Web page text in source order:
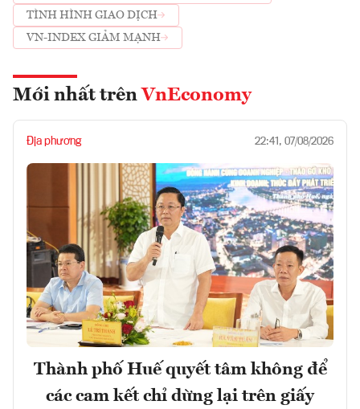
TÌNH HÌNH GIAO DỊCH
VN-INDEX GIẢM MẠNH
Mới nhất trên VnEconomy
Địa phương 22:41, 07/08/2026
Thành phố Huế quyết tâm không để
các cam kết chỉ dừng lại trên giấy